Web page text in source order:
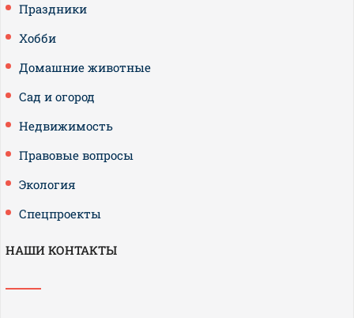
Праздники
Хобби
Домашние животные
Сад и огород
Недвижимость
Правовые вопросы
Экология
Спецпроекты
НАШИ КОНТАКТЫ